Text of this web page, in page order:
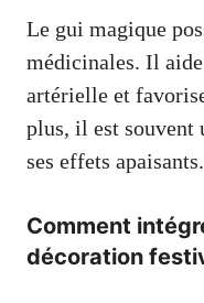
Le gui magique
médicinales. Il
artérielle et
plus, il est souvent
ses effets apaisants.
Comment
décoration